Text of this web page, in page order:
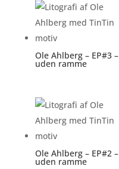
Ole Ahlberg – EP#3 –
uden ramme
Ole Ahlberg – EP#2 –
uden ramme